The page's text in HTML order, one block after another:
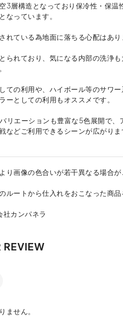
3層構造となっており保冷性・保温
なっています。
れている為地面に落ちる心配はあり
られており、気になる内部の洗浄
ての利用や、ハイボール等のサワ
ーとしての利用もオススメです。
リエーションも豊富な5色展開で、
などご利用できるシーンが広がりま
り画像の色合いが若干異なる場合が
ルートから仕入れをおこなった商品
社カンパネラ
ません。